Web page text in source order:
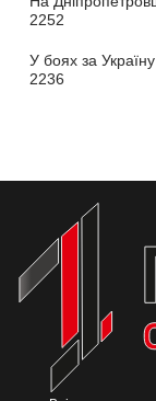
2252
У боях за
2236